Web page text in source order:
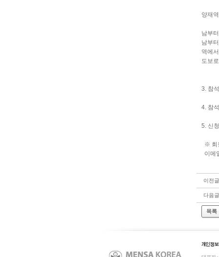
양재
남부
남부
역에
도보로
3. 참
4. 참
5. 신
※ 회
이메
이전글
다음글
목록